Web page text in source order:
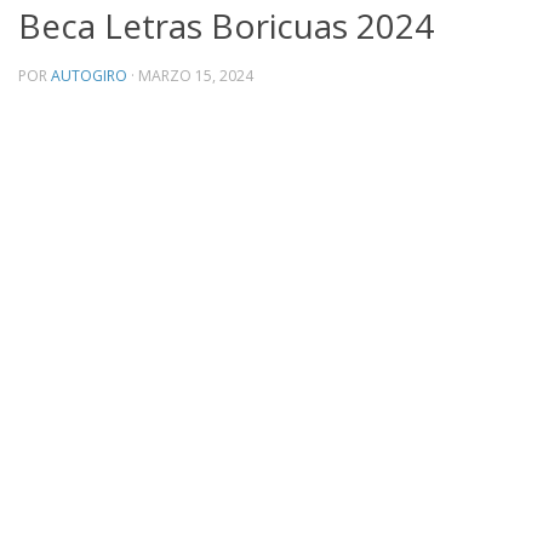
Beca Letras Boricuas 2024
PORAUTOGIRO · MARZO 15, 2024